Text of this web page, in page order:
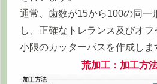
通常、歯数が15から100の同一
し、正確なトレランス及びオ
小限のカッターパスを作成しま
荒加工：加工方